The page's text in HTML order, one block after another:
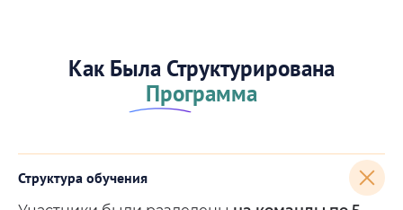
Как Была Структурирована
Программа
Структура обучения